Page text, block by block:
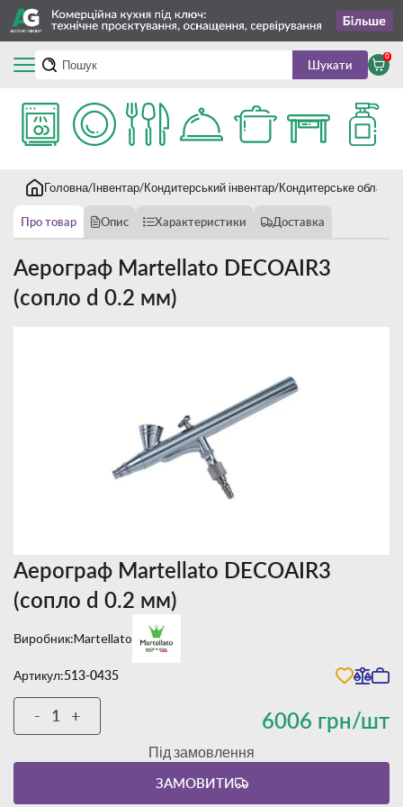
Шукати
0
Головна Інвентар Кондитерський інвентар Кондитерське
Про товар Опис Характеристики Доставка
Аерограф Martellato DECOAIR3
(сопло d 0.2 мм)
Аерограф Martellato DECOAIR3
(сопло d 0.2 мм)
Виробник:Martellato
Артикул:513-0435
6006 грн/шт
- +
Під замовлення
ЗАМОВИТИ